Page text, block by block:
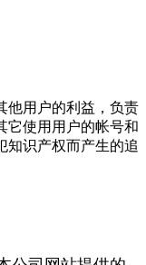
用户的利益，负责
它使用用户的帐号和
知识产权而产生的追